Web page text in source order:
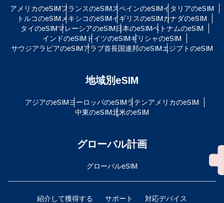
アメリカのeSIMフランスのeSIMスペインのeSIMイタリアのeSIM
トルコのeSIM メキシコのeSIMイギリスのeSIMカナダのeSIM
タイのeSIMマレーシアのeSIM日本のeSIMベトナムのeSIM
インドのeSIM ドイツのeSIMギリシャのeSIM
サウジアラビアのeSIMアラブ首長国連邦のeSIMエジプトのeSIM
地域別eSIM
アジアのeSIMヨーロッパのeSIMラテンアメリカのeSIM
中東のeSIM北米のeSIM
グローバル計画
グローバルeSIM
紹介して獲得する サポート 対応デバイス